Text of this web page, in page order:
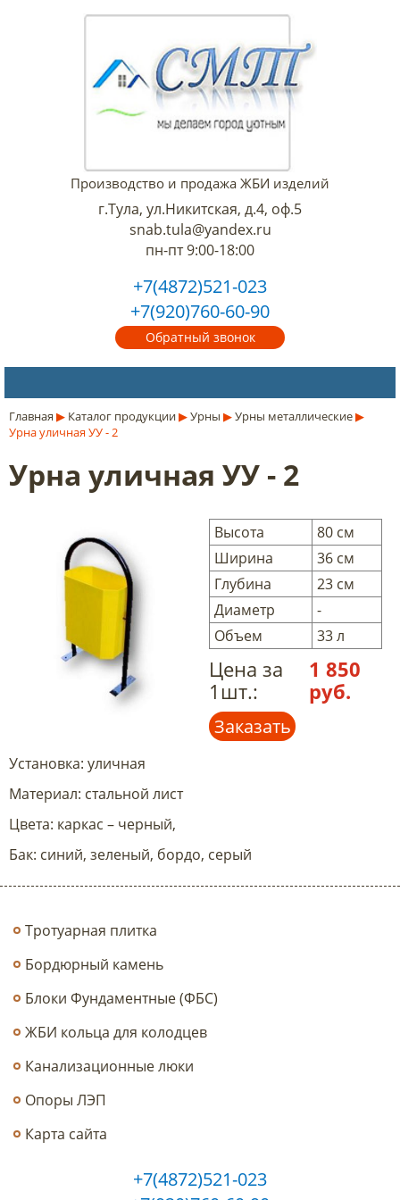
Производство и продажа ЖБИ изделий
г.Тула, ул.Никитская, д.4, оф.5
snab.tula@yandex.ru
пн-пт 9:00-18:00
+7(4872)521-023
+7(920)760-60-90
Обратный звонок
Главная ▶ Каталог продукции▶Урны ▶Урны металлические▶
Урна уличная УУ - 2
Урна уличная УУ - 2
Высота
80 см
Ширина
36 см
Глубина
23 см
Диаметр
-
Объем
33 л
Цена за
1шт.:
1 850
руб.
Заказать
Установка: уличная
Материал: стальной лист
Цвета: каркас – черный,
Бак: синий, зеленый, бордо, серый
Тротуарная плитка
Бордюрный камень
Блоки Фундаментные (ФБС)
ЖБИ кольца для колодцев
Канализационные люки
Опоры ЛЭП
Карта сайта
+7(4872)521-023